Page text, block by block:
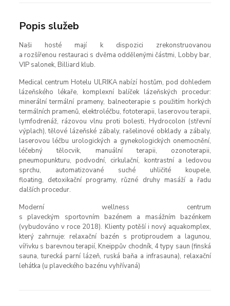
Popis služeb
Naši hosté mají k dispozici zrekonstruovanou
a rozšířenou restauraci s dvěma oddělenými částmi, Lobby bar,
VIP salonek, Billiard klub.
Medical centrum Hotelu ULRIKA nabízí hostům, pod dohledem
lázeňského lékaře, komplexní balíček lázeňských procedur:
minerální termální prameny, balneoterapie s použitím horkých
termálních pramenů, elektroléčbu, fototerapii, laserovou terapii,
lymfodrenáž, rázovou vlnu proti bolesti, Hydrocolon (střevní
výplach), tělové lázeňské zábaly, rašelinové obklady a zábaly,
laserovou léčbu urologických a gynekologických onemocnění,
léčebný tělocvik, manuální terapii, ozonoterapii,
pneumopunkturu, podvodní, cirkulační, kontrastní a ledovou
sprchu, automatizované suché uhličité koupele,
floating, detoxikační programy, různé druhy masáží a řadu
dalších procedur.
Moderní wellness centrum
s plaveckým sportovním bazénem a masážním bazénkem
(vybudováno v roce 2018). Klienty potěší i nový aquakomplex,
který zahrnuje: relaxační bazén s protiproudem a lagunou,
vířivku s barevnou terapií, Kneippův chodník, 4 typy saun (finská
sauna, turecká parní lázeň, ruská baňa a infrasauna), relaxační
lehátka (u plaveckého bazénu vyhřívaná)